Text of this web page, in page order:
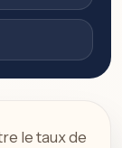
le taux de